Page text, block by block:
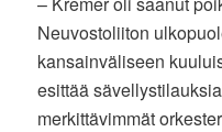
Neuvostoliiton
kansainväliseen
esittää
merkittävimmät